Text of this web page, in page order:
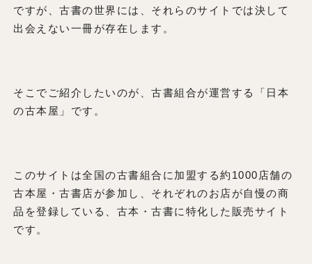
ですが、古書の世界には、それらのサイトでは決して
出会えない一冊が存在します。
そこでご紹介したいのが、古書組合が運営する「日本
の古本屋」です。
このサイトは全国の古書組合に加盟する約1000店舗の
古本屋・古書店が参加し、それぞれのお店が自慢の商
品を登録している、古本・古書に特化した販売サイト
です。